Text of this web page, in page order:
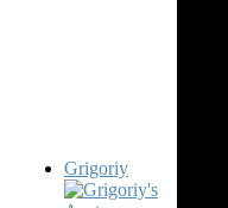
Grigoriy